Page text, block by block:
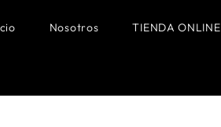
Nosotros TIENDA ONLINE